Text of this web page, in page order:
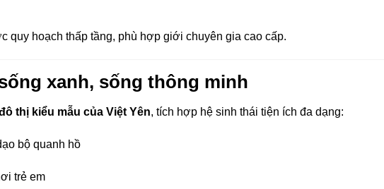
quy hoạch thấp tầng, phù hợp giới chuyên gia cao cấp.
xanh, sống thông minh
thị kiểu mẫu của Việt Yên, tích hợp hệ sinh thái tiện ích đa dạng:
bộ quanh hồ
trẻ em